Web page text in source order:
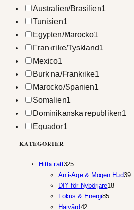
Australien/Brasilien1
Tunisien1
Egypten/Marocko1
Frankrike/Tyskland1
Mexico1
Burkina/Frankrike1
Marocko/Spanien1
Somalien1
Dominikanska republiken1
Equador1
KATEGORIER
Hitta rätt325325
produkter
Anti-Age & Mogen Hud3939
DIY för Nybörjare1818
Fokus & Energi8585
Hårvård4242